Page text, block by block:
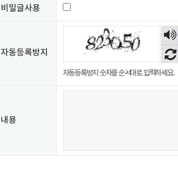
비밀글사용
자동등록방지
숫자
음성
듣기
자동등록방지 숫자를 순서대로 입력하세요.
내용